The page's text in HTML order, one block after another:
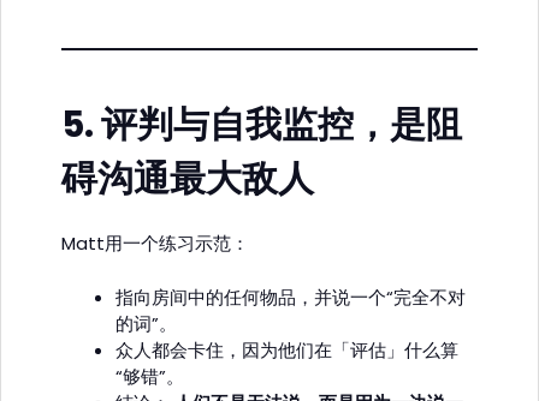
5.评判与自我监控，是阻
碍沟通最大敌人
Matt用一个练习示范：
指向房间中的任何物品，并说一个“完全不对
的词”。
众人都会卡住，因为他们在「评估」什么算
“够错”。